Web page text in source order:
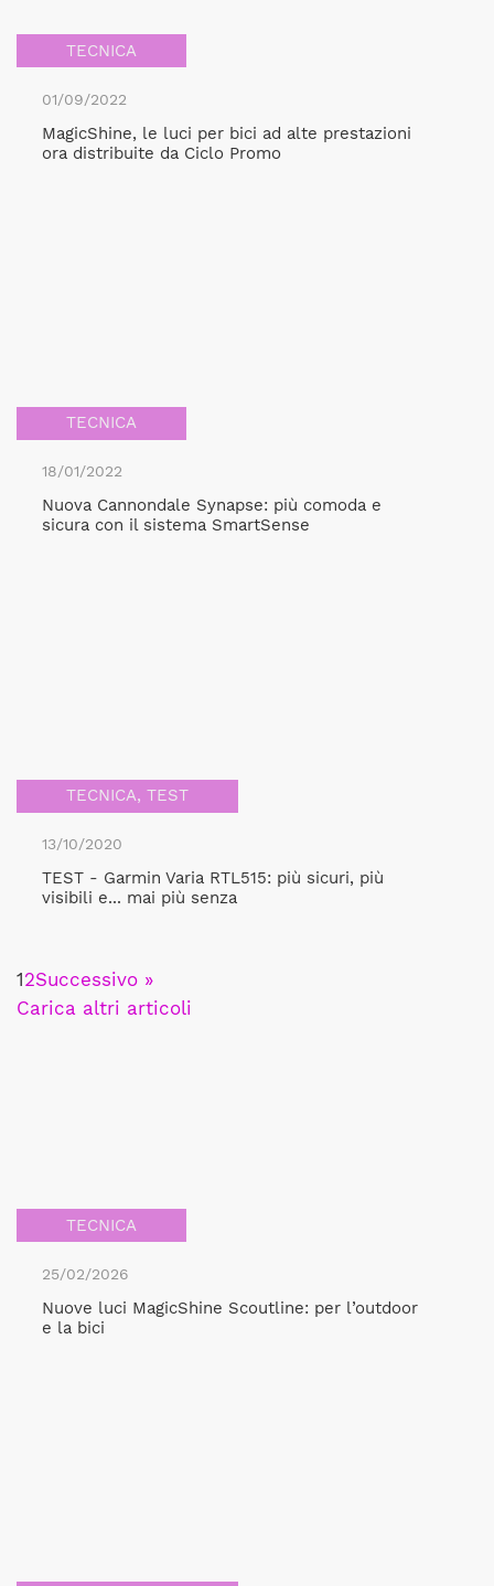
TECNICA
01/09/2022
MagicShine, le luci per bici ad alte prestazioni
ora distribuite da Ciclo Promo
TECNICA
18/01/2022
Nuova Cannondale Synapse: più comoda e
sicura con il sistema SmartSense
TECNICA, TEST
13/10/2020
TEST - Garmin Varia RTL515: più sicuri, più
visibili e... mai più senza
12Successivo »
Carica altri articoli
TECNICA
25/02/2026
Nuove luci MagicShine Scoutline: per l’outdoor
e la bici